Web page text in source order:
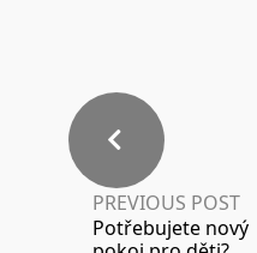
PREVIOUS POST
Potřebujete nový